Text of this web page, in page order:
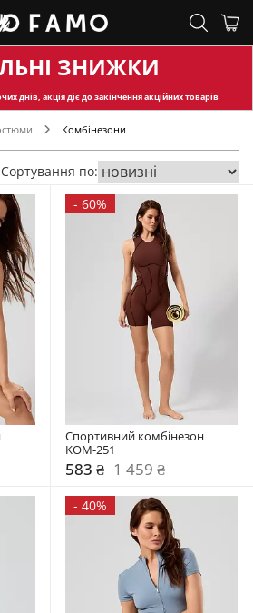
ЗНИЖКИ
днів, акція діє до закінчення акційних товарів
Комбінезони
Сортування по:
- 60%
Спортивний комбінезон
KOM-251
583 ₴ 1 459 ₴
- 40%